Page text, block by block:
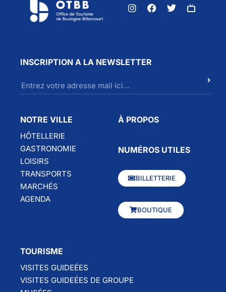
INSCRIPTION A LA NEWSLETTER
NOTRE VILLE
HÔTELLERIE
GASTRONOMIE
LOISIRS
TRANSPORTS
MARCHÉS
AGENDA
À PROPOS
NUMÉROS UTILES
BILLETTERIE
BOUTIQUE
TOURISME
VISITES GUIDEÉES
VISITES GUIDEÉES DE GROUPE